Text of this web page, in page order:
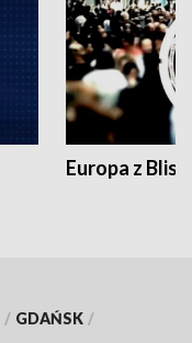
Europa z
/ GDAŃSK /